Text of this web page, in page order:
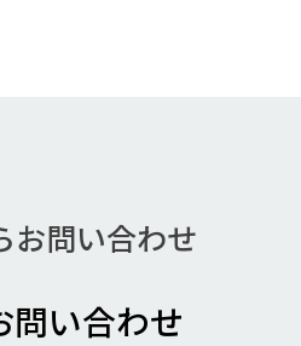
お問い合わせ
問い合わせ